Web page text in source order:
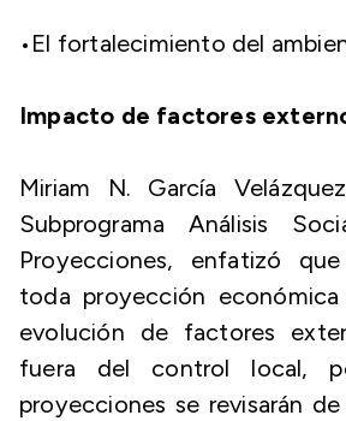
​•​El fortalecimiento del
Impacto de factores
Miriam N. García
Subprograma Análisis
Proyecciones, enfatizó
toda proyección
evolución de factores
fuera del control local,
proyecciones se revisarán